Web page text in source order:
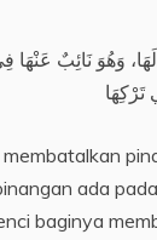
وَهُوَ نَائِبٌ عَنْهَا
ada
baginya